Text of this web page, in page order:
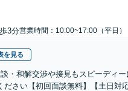
3分営業時間：10:00~17:00（平日）
を見る
・和解交渉や接見もスピーディ
さい【初回面談無料】【土日対